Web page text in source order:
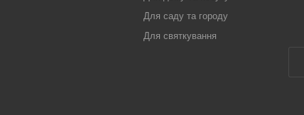
Для саду та городу
Для святкування